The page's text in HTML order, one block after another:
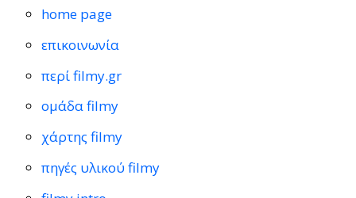
home page
επικοινωνία
περί filmy.gr
ομάδα filmy
χάρτης filmy
πηγές υλικού filmy